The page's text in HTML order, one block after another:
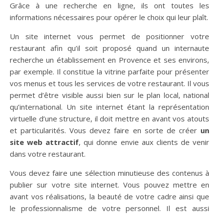
Grâce à une recherche en ligne, ils ont toutes les
informations nécessaires pour opérer le choix qui leur plaît.
Un site internet vous permet de positionner votre
restaurant afin qu’il soit proposé quand un internaute
recherche un établissement en Provence et ses environs,
par exemple. Il constitue la vitrine parfaite pour présenter
vos menus et tous les services de votre restaurant. Il vous
permet d’être visible aussi bien sur le plan local, national
qu’international. Un site internet étant la représentation
virtuelle d’une structure, il doit mettre en avant vos atouts
et particularités. Vous devez faire en sorte de créer un
site web attractif, qui donne envie aux clients de venir
dans votre restaurant.
Vous devez faire une sélection minutieuse des contenus à
publier sur votre site internet. Vous pouvez mettre en
avant vos réalisations, la beauté de votre cadre ainsi que
le professionnalisme de votre personnel. Il est aussi